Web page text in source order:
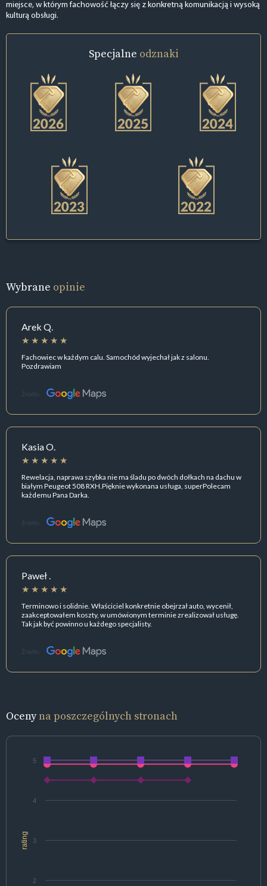
miejsce, w którym fachowość łączy się z konkretną komunikacją i wysoką
kulturą obsługi.
Specjalne odznaki
Wybrane opinie
Arek Q.
Fachowiec w każdym calu. Samochód wyjechał jak z salonu.
Pozdrawiam
Źródło:
Kasia O.
Rewelacja, naprawa szybka nie ma śladu po dwóch dołkach na dachu w
białym Peugeot 508 RXH.Pięknie wykonana usługa, superPolecam
każdemu Pana Darka.
Źródło:
Paweł .
Terminowo i solidnie. Właściciel konkretnie obejrzał auto, wycenił,
zaakceptowałem koszty, w umówionym terminie zrealizował usługę.
Tak jak być powinno u każdego specjalisty.
Źródło:
Ocenyna poszczególnych stronach
rating
2
3
4
5